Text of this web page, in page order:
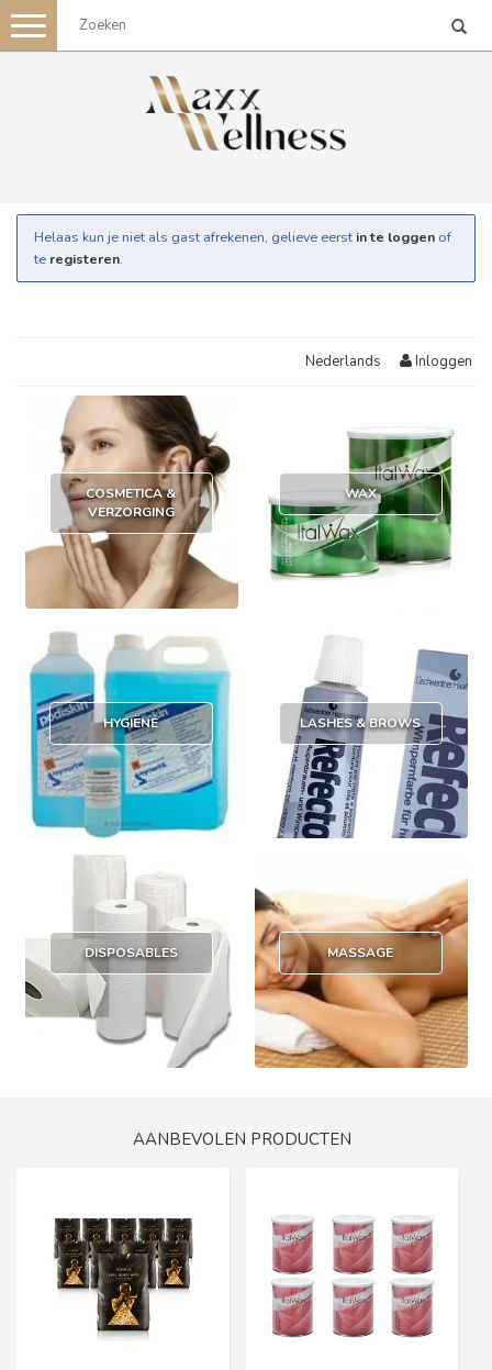
Toggle
navigation
Helaas kun je niet als gast afrekenen, gelieve eerst in te loggen of
te registeren.
Nederlands Inloggen
COSMETICA &
VERZORGING
WAX
HYGIËNE LASHES & BROWS
DISPOSABLES MASSAGE
AANBEVOLEN PRODUCTEN